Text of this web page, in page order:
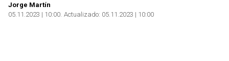
Jorge Martín
05.11.2023 | 10:00 Actualizado: 05.11.2023 | 10:00